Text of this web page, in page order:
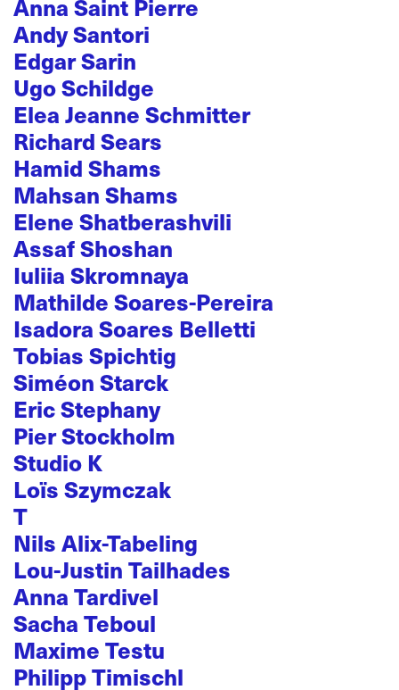
Anna Saint Pierre
Andy Santori
Edgar Sarin
Ugo Schildge
Elea Jeanne Schmitter
Richard Sears
Hamid Shams
Mahsan Shams
Elene Shatberashvili
Assaf Shoshan
Iuliia Skromnaya
Mathilde Soares-Pereira
Isadora Soares Belletti
Tobias Spichtig
Siméon Starck
Eric Stephany
Pier Stockholm
Studio K
Loïs Szymczak
T
Nils Alix-Tabeling
Lou-Justin Tailhades
Anna Tardivel
Sacha Teboul
Maxime Testu
Philipp Timischl